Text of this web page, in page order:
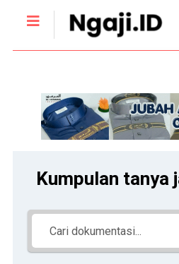
Kumpulan tanya